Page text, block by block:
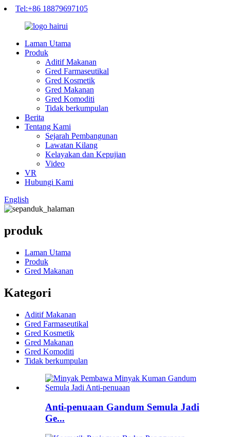
Tel:+86 18879697105
Laman Utama
Produk
Aditif Makanan
Gred Farmaseutikal
Gred Kosmetik
Gred Makanan
Gred Komoditi
Tidak berkumpulan
Berita
Tentang Kami
Sejarah Pembangunan
Lawatan Kilang
Kelayakan dan Kepujian
Video
VR
Hubungi Kami
English
produk
Laman Utama
Produk
Gred Makanan
Kategori
Aditif Makanan
Gred Farmaseutikal
Gred Kosmetik
Gred Makanan
Gred Komoditi
Tidak berkumpulan
Anti-penuaan Gandum Semula Jadi
Ge...